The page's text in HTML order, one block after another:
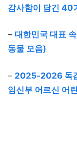
감사함이 담긴 40
– 대한민국 대표
동물 모음)
– 2025-2026 독
임신부 어르신 어